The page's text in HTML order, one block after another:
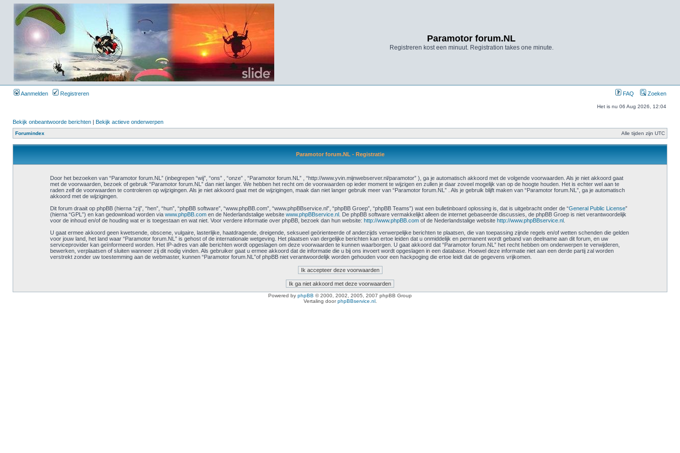
Paramotor forum.NL
Registreren kost een minuut. Registration takes one minute.
Aanmelden Registreren FAQ Zoeken
Het is nu 06 Aug 2026, 12:04
Bekijk onbeantwoorde berichten | Bekijk actieve onderwerpen
Forumindex Alle tijden zijn UTC
Paramotor forum.NL - Registratie
Door het bezoeken van “Paramotor forum.NL” (inbegrepen “wij”, “ons” , “onze” , “Paramotor forum.NL” , “http://www.yvin.mijnwebserver.nl/paramotor” ), ga je automatisch akkoord met de volgende voorwaarden. Als je niet akkoord gaat
met de voorwaarden, bezoek of gebruik “Paramotor forum.NL” dan niet langer. We hebben het recht om de voorwaarden op ieder moment te wijzigen en zullen je daar zoveel mogelijk van op de hoogte houden. Het is echter wel aan te
raden zelf de voorwaarden te controleren op wijzigingen. Als je niet akkoord gaat met de wijzigingen, maak dan niet langer gebruik meer van “Paramotor forum.NL” . Als je gebruik blijft maken van “Paramotor forum.NL”, ga je automatisch
akkoord met de wijzigingen.
Dit forum draait op phpBB (hierna “zij”, “hen”, “hun”, “phpBB software”, “www.phpBB.com”, “www.phpBBservice.nl”, “phpBB Groep”, “phpBB Teams”) wat een bulletinboard oplossing is, dat is uitgebracht onder de “General Public License”
(hierna “GPL”) en kan gedownload worden via www.phpBB.comen de Nederlandstalige website www.phpBBservice.nl. De phpBB software vermakkelijkt alleen de internet gebaseerde discussies, de phpBB Groep is niet verantwoordelijk
voor de inhoud en/of de houding wat er is toegestaan en wat niet. Voor verdere informatie over phpBB, bezoek dan hun website: http://www.phpBB.comof de Nederlandstalige website http://www.phpBBservice.nl.
U gaat ermee akkoord geen kwetsende, obscene, vulgaire, lasterlijke, haatdragende, dreigende, seksueel geörienteerde of anderzijds verwerpelijke berichten te plaatsen, die van toepassing zijnde regels en/of wetten schenden die gelden
voor jouw land, het land waar “Paramotor forum.NL” is gehost of de internationale wetgeving. Het plaatsen van dergelijke berichten kan ertoe leiden dat u onmiddelijk en permanent wordt geband van deelname aan dit forum, en uw
serviceprovider kan geïnformeerd worden. Het IP-adres van alle berichten wordt opgeslagen om deze voorwaarden te kunnen waarborgen. U gaat akkoord dat “Paramotor forum.NL” het recht hebben om onderwerpen te verwijderen,
bewerken, verplaatsen of sluiten wanneer zij dit nodig vinden. Als gebruiker gaat u ermee akkoord dat de informatie die u bij ons invoert wordt opgeslagen in een database. Hoewel deze informatie niet aan een derde partij zal worden
verstrekt zonder uw toestemming aan de webmaster, kunnen “Paramotor forum.NL”of phpBB niet verantwoordelijk worden gehouden voor een hackpoging die ertoe leidt dat de gegevens vrijkomen.
Powered by phpBB © 2000, 2002, 2005, 2007 phpBB Group
Vertaling doorphpBBservice.nl.